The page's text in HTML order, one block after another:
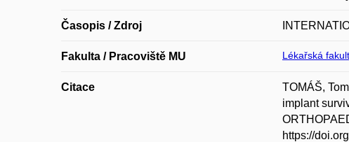
Časopis / Zdroj
Fakulta / Pracoviště MU Lékařská
Citace
TOMÁŠ,
implant
https://